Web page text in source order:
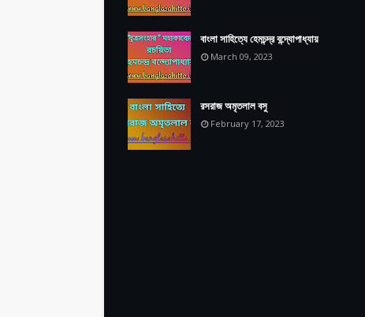
বাংলা সাহিত্যে হেমচন্দ্র বন্দ্যোপাধ্যায়
March 09, 2023
রসরাজ অমৃতলাল বসু
February 17, 2023